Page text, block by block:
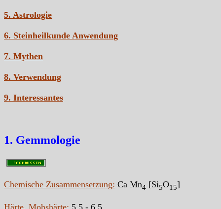
5. Astrologie
6. Steinheilkunde Anwendung
7. Mythen
8. Verwendung
9. Interessantes
1. Gemmologie
Chemische Zusammensetzung: Ca Mn4 [Si5O15]
Härte, Mohshärte: 5,5 - 6,5